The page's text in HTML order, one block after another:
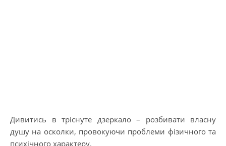
Дивитись в тріснуте дзеркало – розбивати власну
душу на осколки, провокуючи проблеми фізичного та
психічного характеру.